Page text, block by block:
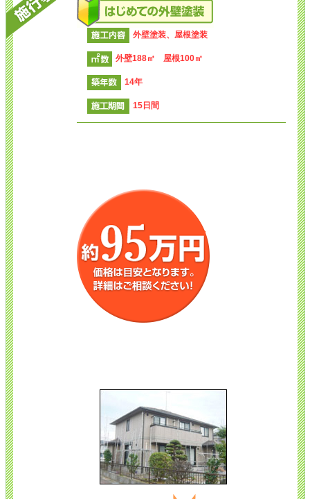
外壁塗装、屋根塗装
外壁188㎡ 屋根100㎡
14年
15日間